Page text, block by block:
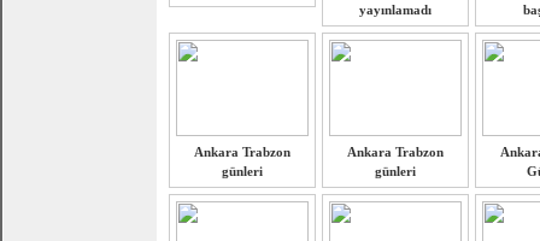
yayınlamadı
Ankara Trabzon
günleri
Ankara Trabzon
günleri